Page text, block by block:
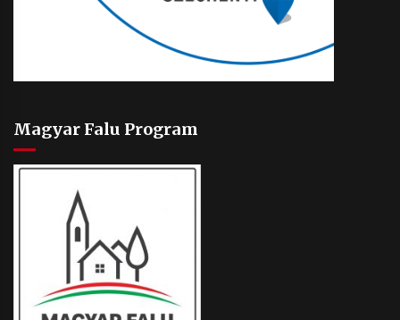
Magyar Falu Program